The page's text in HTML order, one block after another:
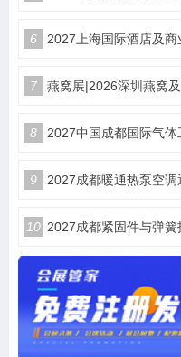
6 2027上海国际酒店及商业地面材料、整装定制、
7 燕窝展|2026深圳燕窝
8 2027中国成都国际气
9 2027成都暖通热泵空
10 2027成都紧固件与弹